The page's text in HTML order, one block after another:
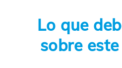
Lo que
sobre